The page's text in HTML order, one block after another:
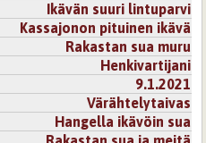
Ikävän suuri lintuparvi
Kassajonon pituinen ikävä
Rakastan sua muru
Henkivartijani
9.1.2021
Värähtelytaivas
Hangella ikävöin sua